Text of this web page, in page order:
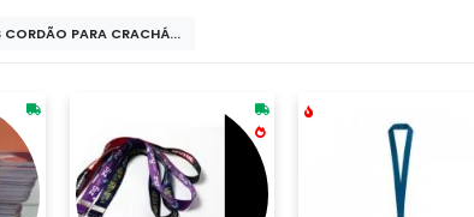
CORDÃO PARA CRACHÁ...